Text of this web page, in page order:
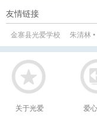
友情链接
金寨县光爱学校 朱清林 •
关于光爱
爱